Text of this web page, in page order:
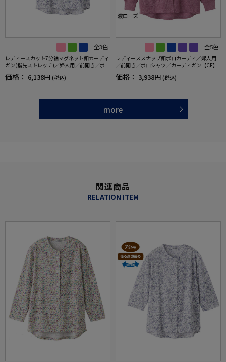
全3色
レディースカット7分袖マグネット釦カーディ
ガン(指先ストレッチ)／婦人用／前開き／ポロ
シャツ／カーディガン【CF】
価格： 6,138円 (税込)
全5色
レディーススナップ釦ポロカーディ／婦人用
／前開き／ポロシャツ／カーディガン【CF】
価格： 3,938円 (税込)
more
関連商品
RELATION ITEM